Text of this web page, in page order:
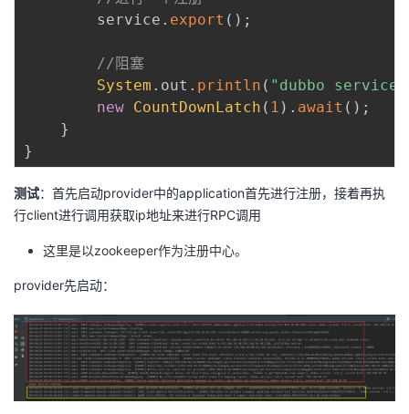
        service
. export ( ) ;
//阻塞
System . out . println ( "dubbo
new CountDownLatch ( 1 ) . await ( ) ;
}
}
测试：首先启动provider中的application首先进行注册，接着再执
行client进行调用获取ip地址来进行RPC调用
这里是以zookeeper作为注册中心。
provider先启动：